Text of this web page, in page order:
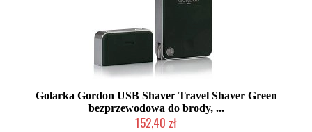
Golarka Gordon USB Shaver Travel Shaver Green
bezprzewodowa do brody, ...
152,40 zł